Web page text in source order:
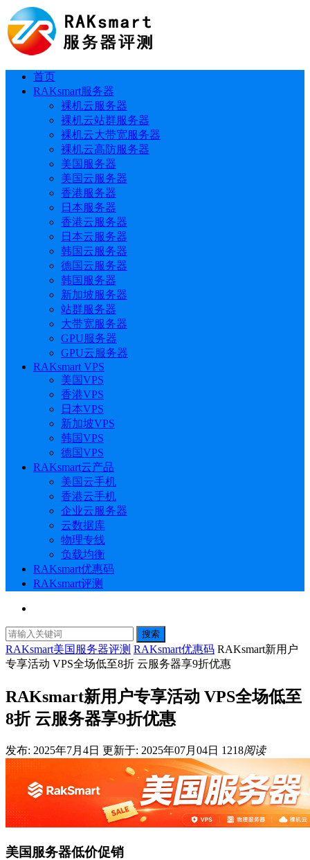
首页
RAKsmart服务器
裸机云服务器
裸机云站群服务器
裸机云大带宽服务器
裸机云高防服务器
美国服务器
美国云服务器
香港服务器
日本服务器
香港云服务器
日本云服务器
韩国云服务器
德国云服务器
韩国服务器
新加坡服务器
站群服务器
大带宽服务器
GPU服务器
GPU云服务器
RAKsmart VPS
美国VPS
香港VPS
日本VPS
新加坡VPS
韩国VPS
德国VPS
RAKsmart云产品
美国云手机
香港云手机
企业云服务器
云数据库
物理专线
负载均衡
RAKsmart优惠码
RAKsmart评测
搜索
RAKsmart美国服务器评测 RAKsmart优惠码 RAKsmart新用户
专享活动 VPS全场低至8折 云服务器享9折优惠
RAKsmart新用户专享活动 VPS全场低至
8折 云服务器享9折优惠
发布: 2025年7月4日 更新于: 2025年07月04日 1218阅读
美国服务器低价促销